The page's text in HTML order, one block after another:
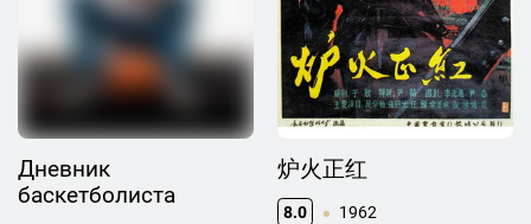
Дневник
баскетболиста
炉火正红
8.0 1962